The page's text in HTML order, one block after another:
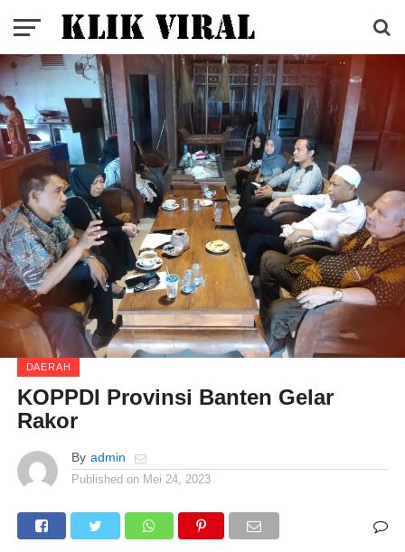
DAERAH
KOPPDI Provinsi Banten Gelar
Rakor
By admin
Published on Mei 24, 2023